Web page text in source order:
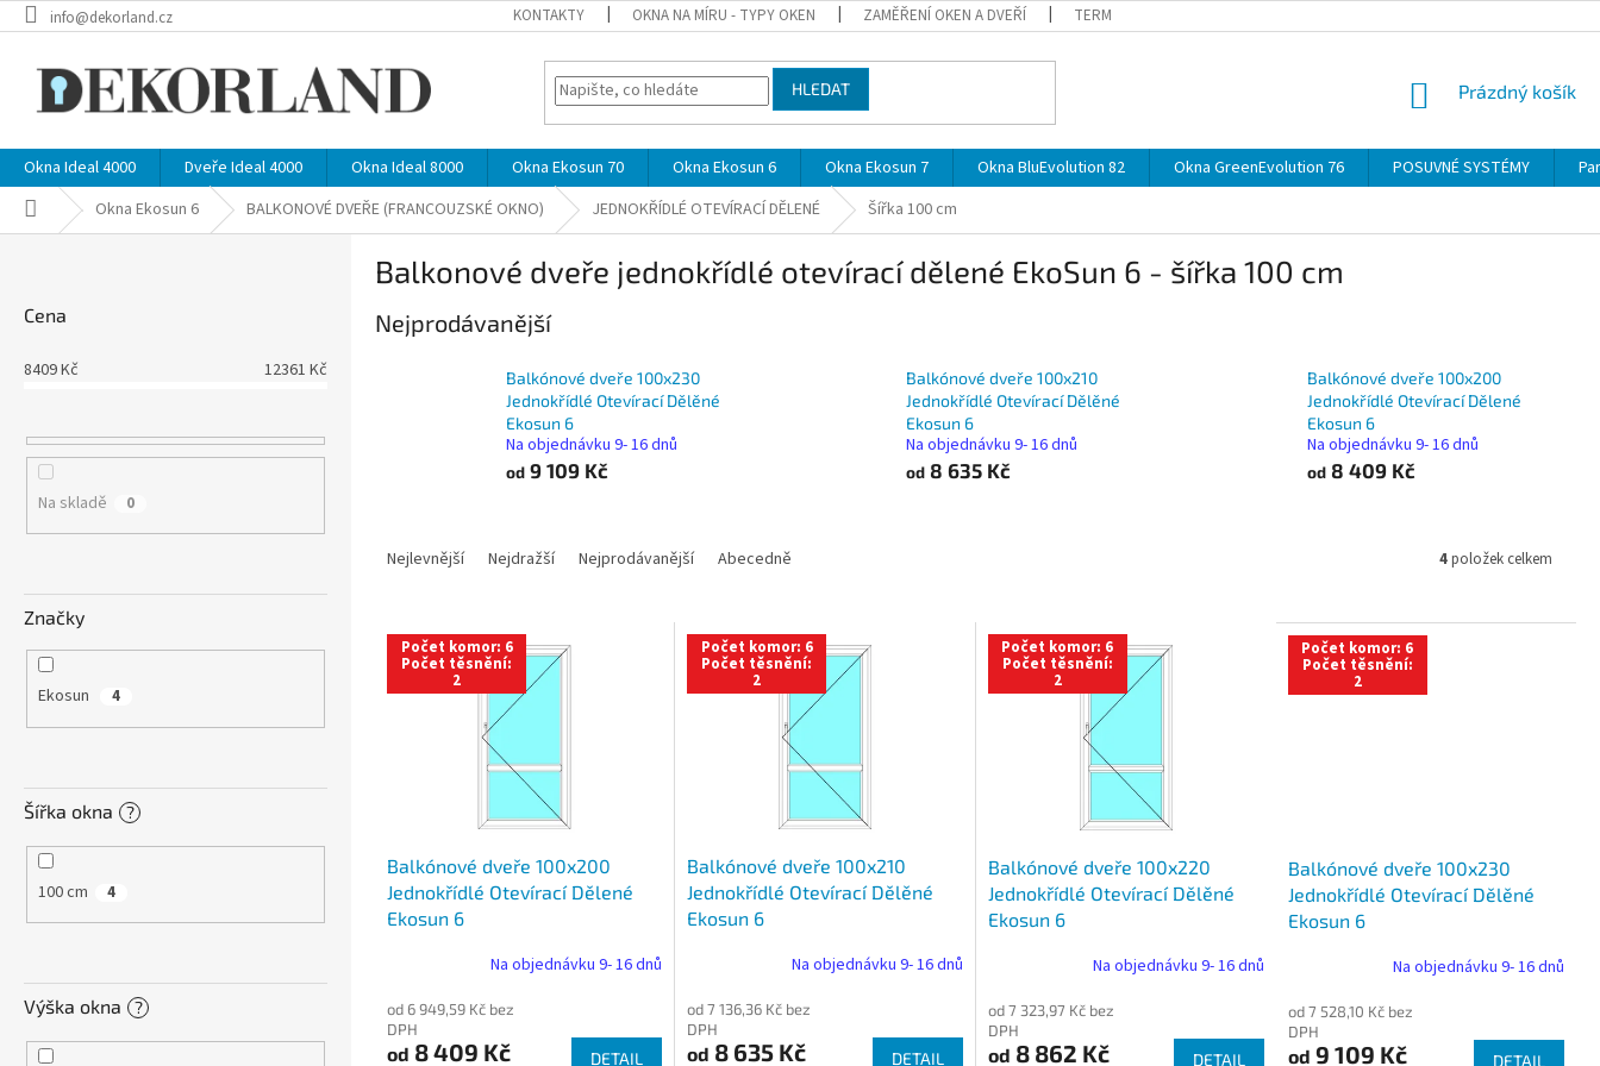
Přejít
na
info@dekorland.cz KONTAKTY OKNA NA MÍRU - TYPY OKEN ZAMĚŘENÍ OKEN A DVEŘÍ TERMÍNY
HLEDAT
NÁKUPNÍ
Prázdný košík
Okna Ideal 4000 Dveře Ideal 4000 Okna Ideal 8000 Okna Ekosun 70 Okna Ekosun 6 Okna Ekosun 7 Okna BluEvolution 82 Okna GreenEvolution 76 POSUVNÉ SYSTÉMY
Domů Okna Ekosun 6 BALKONOVÉ DVEŘE (FRANCOUZSKÉ OKNO) JEDNOKŘÍDLÉ OTEVÍRACÍ DĚLENÉ Šířka 100 cm
Cena
8409Kč 12361 Kč
Na skladě 0
Značky
Ekosun 4
Šířka okna ?
100 cm 4
Výška okna ?
Balkonové dveře jednokřídlé otevírací dělené EkoSun 6 - šířka 100 cm
Nejprodávanější
Balkónové dveře 100x230
Jednokřídlé Otevírací Dělěné
Ekosun 6
Na objednávku 9- 16 dnů
od 9 109 Kč
Balkónové dveře 100x210
Jednokřídlé Otevírací Dělěné
Ekosun 6
Na objednávku 9- 16 dnů
od 8 635 Kč
Balkónové dveře 100x200
Jednokřídlé Otevírací Dělené
Ekosun 6
Na objednávku 9- 16 dnů
od8 409 Kč
n
p
Nejlevnější Nejdražší Nejprodávanější Abecedně 4položek celkem
V
p
Počet komor: 6
Počet těsnění:
2
Balkónové dveře 100x200
Jednokřídlé Otevírací Dělené
Ekosun 6
Na objednávku 9- 16 dnů
od 6 949,59 Kč bez
DPH
od 8 409 Kč DETAIL
Počet komor: 6
Počet těsnění:
2
Balkónové dveře 100x210
Jednokřídlé Otevírací Dělěné
Ekosun 6
Na objednávku 9- 16 dnů
od 7 136,36 Kč bez
DPH
od 8 635 Kč DETAIL
Počet komor: 6
Počet těsnění:
2
Balkónové dveře 100x220
Jednokřídlé Otevírací Dělěné
Ekosun 6
Na objednávku 9- 16 dnů
od 7 323,97 Kč bez
DPH
od 8 862 Kč DETAIL
Počet komor: 6
Počet těsnění:
2
Balkónové dveře 100x230
Jednokřídlé Otevírací Dělěné
Ekosun 6
Na objednávku 9- 16 dnů
od 7 528,10 Kč bez
DPH
od 9 109 Kč DETAIL